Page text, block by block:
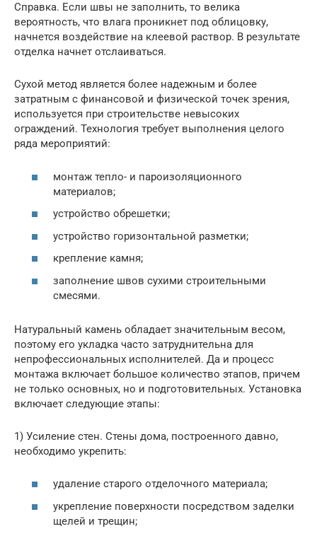
Справка. Если швы не заполнить, то велика
вероятность, что влага проникнет под облицовку,
начнется воздействие на клеевой раствор. В результате
отделка начнет отслаиваться.
Сухой метод является более надежным и более
затратным с финансовой и физической точек зрения,
используется при строительстве невысоких
ограждений. Технология требует выполнения целого
ряда мероприятий:
монтаж тепло- и пароизоляционного
материалов;
устройство обрешетки;
устройство горизонтальной разметки;
крепление камня;
заполнение швов сухими строительными
смесями.
Натуральный камень обладает значительным весом,
поэтому его укладка часто затруднительна для
непрофессиональных исполнителей. Да и процесс
монтажа включает большое количество этапов, причем
не только основных, но и подготовительных. Установка
включает следующие этапы:
1) Усиление стен. Стены дома, построенного давно,
необходимо укрепить:
удаление старого отделочного материала;
укрепление поверхности посредством заделки
щелей и трещин;